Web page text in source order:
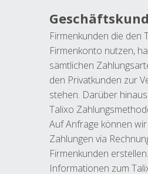
Firmenkunden die den
Firmenkonto nutzen,
sämtlichen
den Privatkunden zur
stehen. Darüber
Talixo
Auf Anfrage können
Zahlungen via
Firmenkunden
Informationen zum